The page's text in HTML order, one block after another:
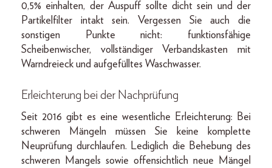
0,5% einhalten, der Auspuff sollte dicht sein und der
Partikelfilter intakt sein. Vergessen Sie auch die
sonstigen Punkte nicht: funktionsfähige
Scheibenwischer, vollständiger Verbandskasten mit
Warndreieck und aufgefülltes Waschwasser.
Erleichterung bei der Nachprüfung
Seit 2016 gibt es eine wesentliche Erleichterung: Bei
schweren Mängeln müssen Sie keine komplette
Neuprüfung durchlaufen. Lediglich die Behebung des
schweren Mangels sowie offensichtlich neue Mängel